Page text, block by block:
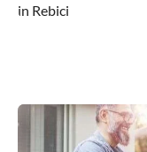
in Rebici